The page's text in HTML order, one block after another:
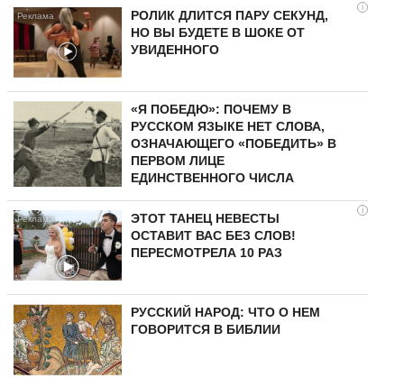
i
РОЛИК ДЛИТСЯ ПАРУ СЕКУНД,
НО ВЫ БУДЕТЕ В ШОКЕ ОТ
УВИДЕННОГО
«Я ПОБЕДЮ»: ПОЧЕМУ В
РУССКОМ ЯЗЫКЕ НЕТ СЛОВА,
ОЗНАЧАЮЩЕГО «ПОБЕДИТЬ» В
ПЕРВОМ ЛИЦЕ
ЕДИНСТВЕННОГО ЧИСЛА
i
ЭТОТ ТАНЕЦ НЕВЕСТЫ
ОСТАВИТ ВАС БЕЗ СЛОВ!
ПЕРЕСМОТРЕЛА 10 РАЗ
РУССКИЙ НАРОД: ЧТО О НЕМ
ГОВОРИТСЯ В БИБЛИИ